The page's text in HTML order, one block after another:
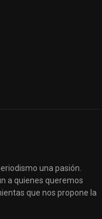
una pasión.
a quienes queremos
que nos propone la